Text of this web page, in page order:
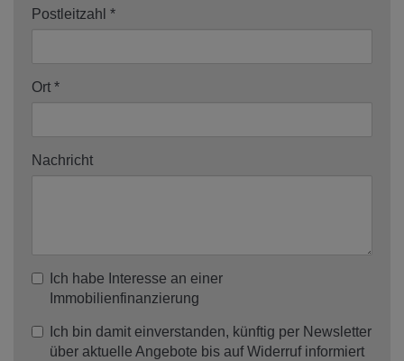
Postleitzahl
Ort
Nachricht
Ich habe Interesse an einer
Immobilienfinanzierung
Ich bin damit einverstanden, künftig per Newsletter
über aktuelle Angebote bis auf Widerruf informiert